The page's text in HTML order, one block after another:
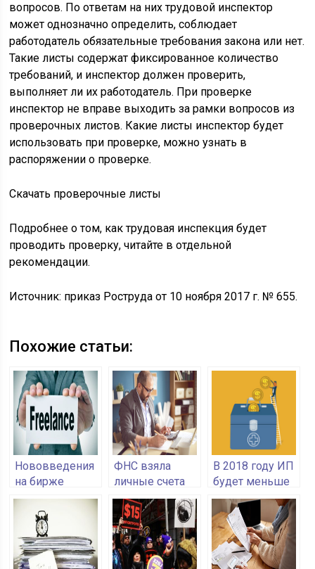
вопросов. По ответам на них трудовой инспектор
может однозначно определить, соблюдает
работодатель обязательные требования закона или нет.
Такие листы содержат фиксированное количество
требований, и инспектор должен проверить,
выполняет ли их работодатель. При проверке
инспектор не вправе выходить за рамки вопросов из
проверочных листов. Какие листы инспектор будет
использовать при проверке, можно узнать в
распоряжении о проверке.
Скачать проверочные листы
Подробнее о том, как трудовая инспекция будет
проводить проверку, читайте в отдельной
рекомендации.
Источник: приказ Роструда от 10 ноября 2017 г. № 655.
Похожие статьи:
Нововведения
на бирже
Selfboss: на
вывод
добавлены
QIWI,
Яндекс.Деньги,
ФНС взяла
личные счета
всех ИП под
контроль
В 2018 году ИП
будет меньше
платить по
страховым
взносам